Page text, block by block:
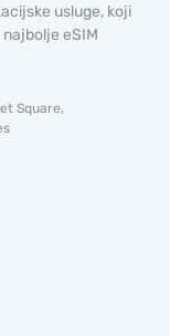
usluge, koji
eSIM
Square,